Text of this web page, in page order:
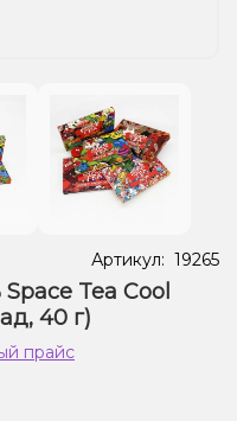
Артикул: 19265
Tea Cool
40 г)
прайс